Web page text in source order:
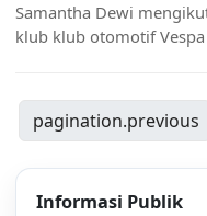
Samantha Dewi
klub klub otomotif
pagination.previous
Informasi Publik